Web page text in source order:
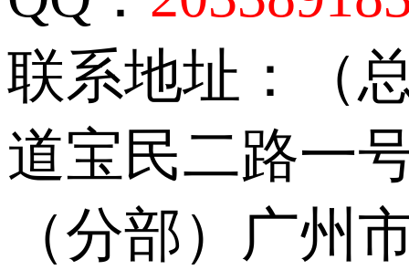
联系地址：（
道宝民二路一
（分部）广州